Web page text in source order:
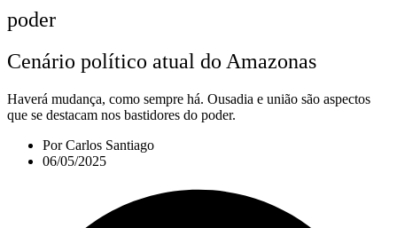
poder
Cenário político atual do Amazonas
Haverá mudança, como sempre há. Ousadia e união são aspectos
que se destacam nos bastidores do poder.
PorCarlos Santiago
06/05/2025